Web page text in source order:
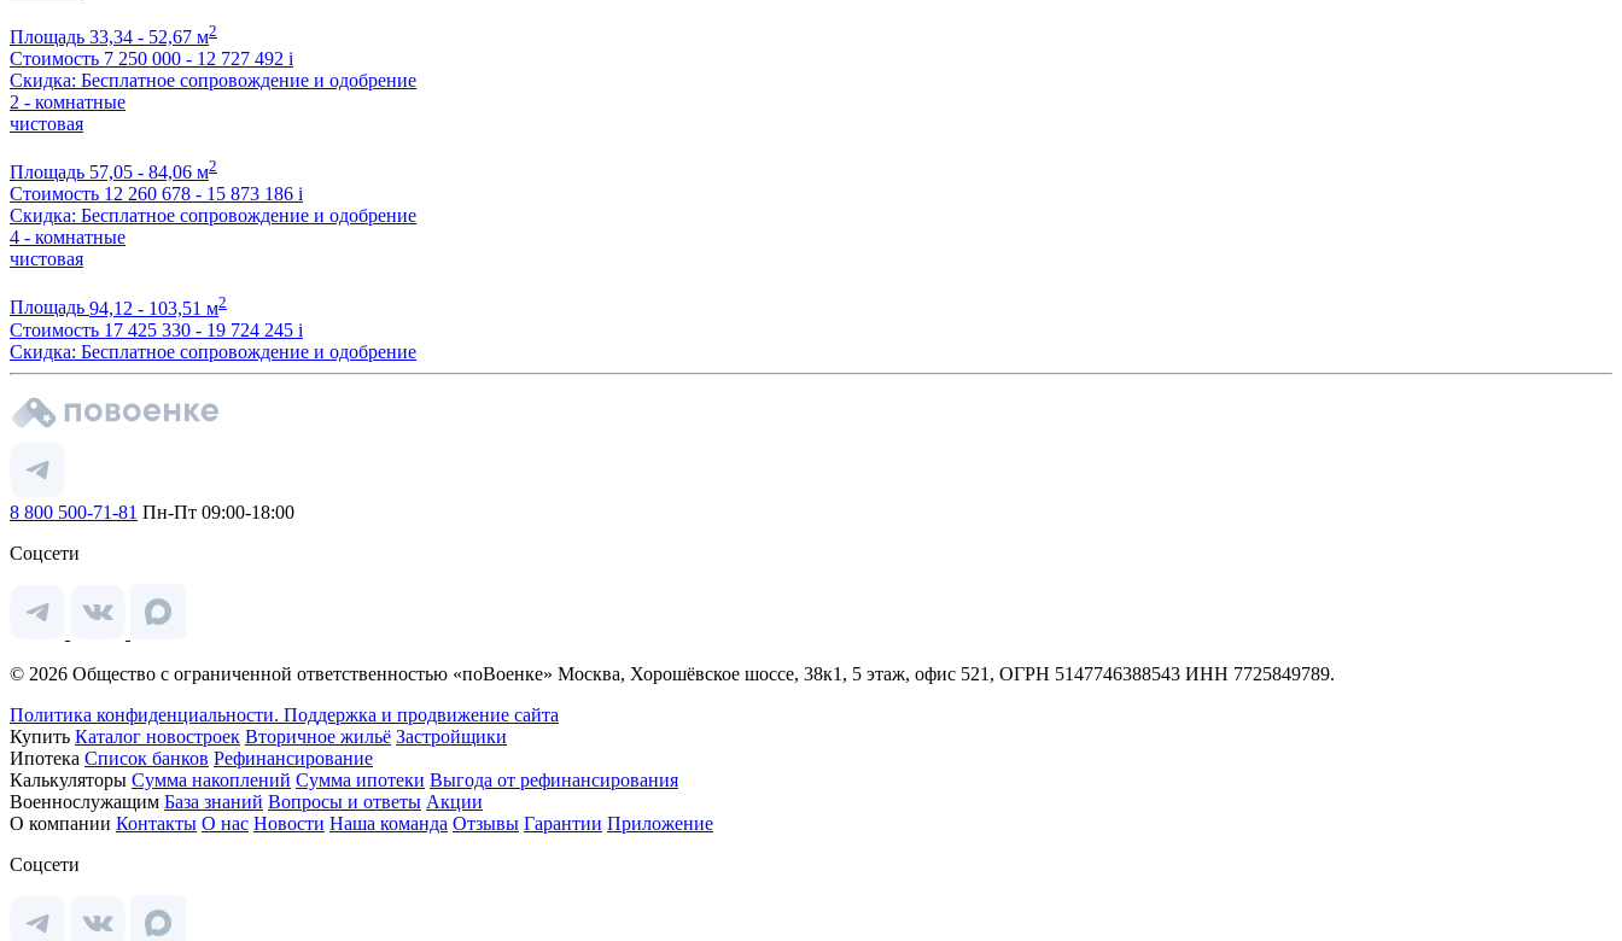
Площадь 33,34 - 52,67 м2
Стоимость 7 250 000 - 12 727 492 i
Скидка: Бесплатное сопровождение и одобрение
2 - комнатные
чистовая
Площадь 57,05 - 84,06 м2
Стоимость 12 260 678 - 15 873 186 i
Скидка: Бесплатное сопровождение и одобрение
4 - комнатные
чистовая
Площадь 94,12 - 103,51 м2
Стоимость 17 425 330 - 19 724 245 i
Скидка: Бесплатное сопровождение и одобрение
8 800 500-71-81 Пн-Пт 09:00-18:00
Соцсети
© 2026 Общество с ограниченной ответственностью «поВоенке» Москва, Хорошёвское шоссе, 38к1, 5 этаж, офис 521, ОГРН 5147746388543 ИНН 7725849789.
Политика конфиденциальности. Поддержка и продвижение сайта
Купить Каталог новостроек Вторичное жильё Застройщики
Ипотека Список банков Рефинансирование
Калькуляторы Сумма накоплений Сумма ипотеки Выгода от рефинансирования
Военнослужащим База знаний Вопросы и ответы Акции
О компании Контакты О нас Новости Наша команда Отзывы Гарантии Приложение
Соцсети